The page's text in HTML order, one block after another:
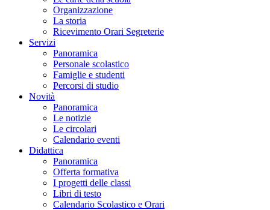
Organizzazione
La storia
Ricevimento Orari Segreterie
Servizi
Panoramica
Personale scolastico
Famiglie e studenti
Percorsi di studio
Novità
Panoramica
Le notizie
Le circolari
Calendario eventi
Didattica
Panoramica
Offerta formativa
I progetti delle classi
Libri di testo
Calendario Scolastico e Orari